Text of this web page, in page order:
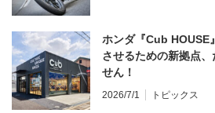
ホンダ『Cub HOUSE
させるための新拠点
せん！
2026/7/1 トピックス